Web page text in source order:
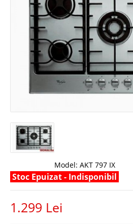
Model: AKT 797 IX
Stoc Epuizat - Indisponibil
1.299 Lei